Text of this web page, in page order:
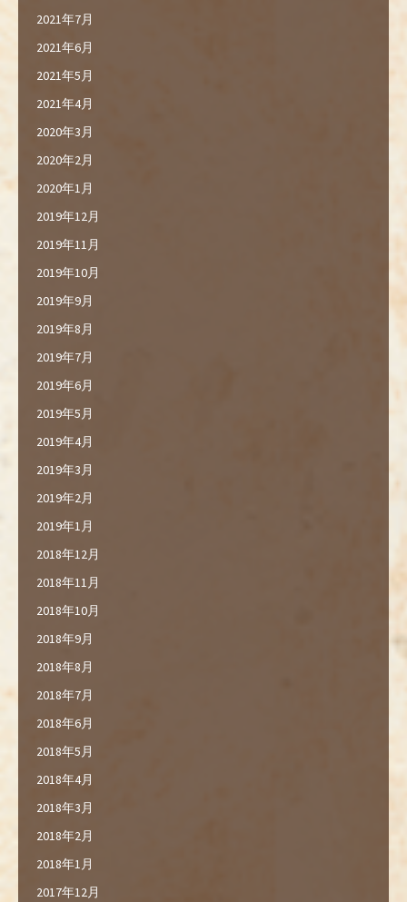
2021年7月
2021年6月
2021年5月
2021年4月
2020年3月
2020年2月
2020年1月
2019年12月
2019年11月
2019年10月
2019年9月
2019年8月
2019年7月
2019年6月
2019年5月
2019年4月
2019年3月
2019年2月
2019年1月
2018年12月
2018年11月
2018年10月
2018年9月
2018年8月
2018年7月
2018年6月
2018年5月
2018年4月
2018年3月
2018年2月
2018年1月
2017年12月